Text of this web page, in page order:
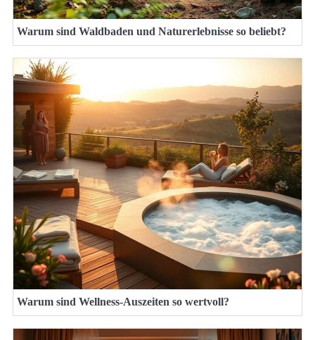
Warum sind Waldbaden und Naturerlebnisse so beliebt?
Warum sind Wellness-Auszeiten so wertvoll?